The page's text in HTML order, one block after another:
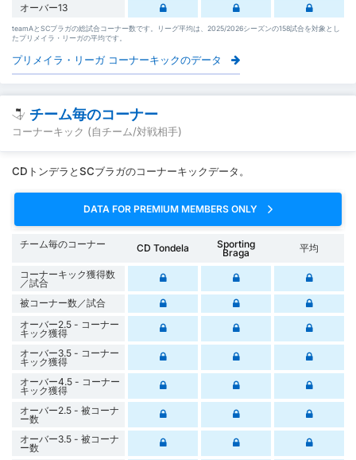
オーバー13
teamAとSCブラガの総試合コーナー数です。リーグ平均は、2025/2026シーズンの158試合を対象とし
たプリメイラ・リーガの平均です。
プリメイラ・リーガ コーナーキックのデータ
チーム毎のコーナー
コーナーキック (自チーム/対戦相手)
CDトンデラとSCブラガのコーナーキックデータ。
DATA FOR PREMIUM MEMBERS ONLY
チーム毎のコーナー CD Tondela Sporting
Braga 平均
コーナーキック獲得数
／試合
被コーナー数／試合
オーバー2.5 - コーナー
キック獲得
オーバー3.5 - コーナー
キック獲得
オーバー4.5 - コーナー
キック獲得
オーバー2.5 - 被コーナ
ー数
オーバー3.5 - 被コーナ
ー数